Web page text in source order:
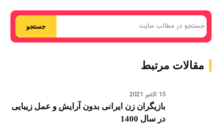
جستجو
مقالات مرتبط
15 اکتبر 2021
بازیگران زن ایرانی بدون آرایش و عمل زیبایی
در سال 1400